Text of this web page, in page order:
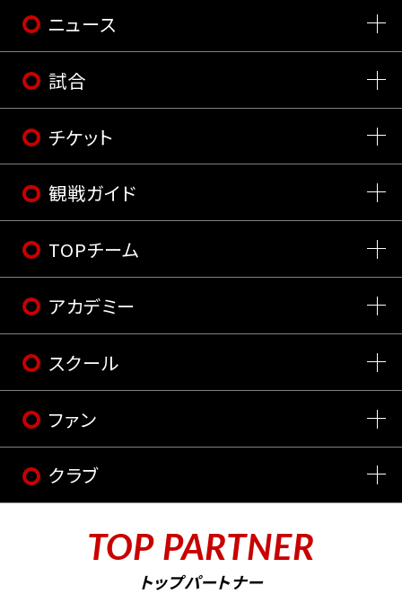
ニュース
試合
チケット
観戦ガイド
TOPチーム
アカデミー
スクール
ファン
クラブ
TOP PARTNER
トップパートナー